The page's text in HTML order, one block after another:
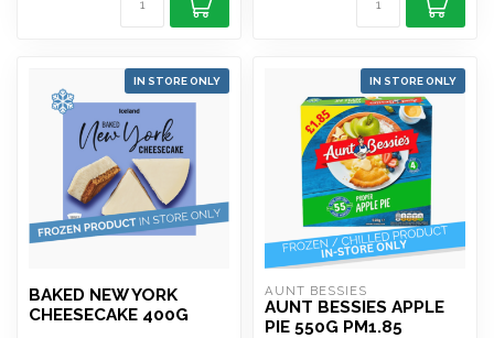
IN STORE ONLY
BAKED NEW YORK
CHEESECAKE 400G
IN STORE ONLY
AUNT BESSIES
AUNT BESSIES APPLE
PIE 550G PM1.85